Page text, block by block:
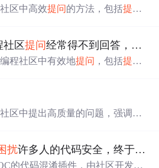
区中高效提问的方法，包括提问
社区提问经常得不到回答，甚至还会被嘲讽？
程社区中有效地提问 ，包括提问
提倡通过提问和回答来提升自己
区中提出高质量的问题，强调了
提问的最佳实践。
扰许多人的代码安全，终于找到解决办法了！
的代码混淆插件，由社区开发者